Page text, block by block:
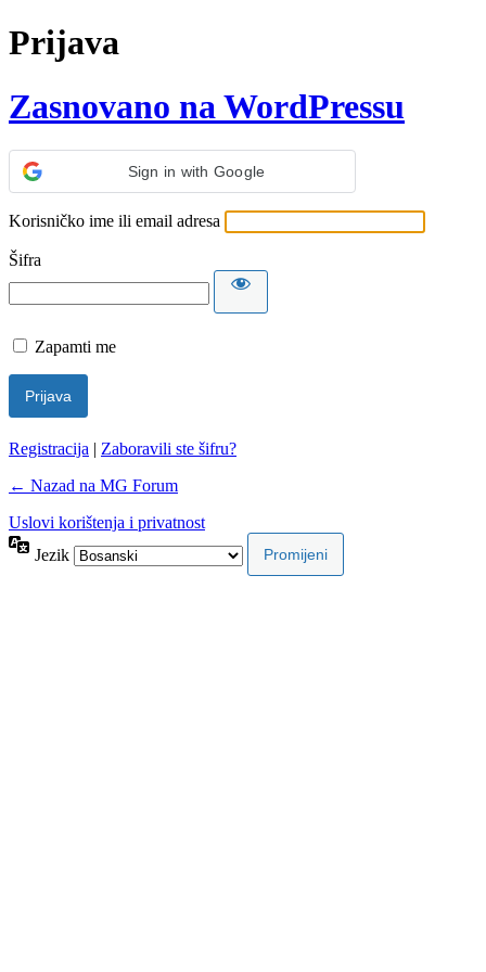
Prijava
Zasnovano na WordPressu
Sign in with Google
Korisničko ime ili email adresa
Šifra
Zapamti me
Registracija | Zaboravili ste šifru?
← Nazad na MG Forum
Uslovi korištenja i privatnost
Jezik